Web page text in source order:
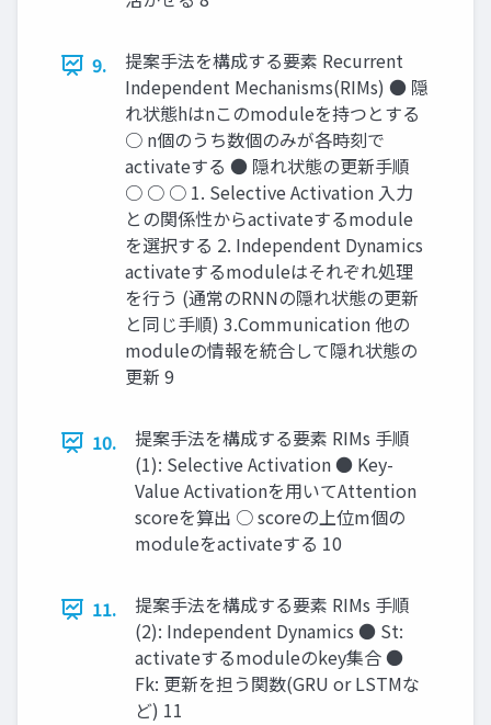
9.
提案手法を構成する要素 Recurrent
Independent Mechanisms(RIMs) ● 隠
れ状態hはnこのmoduleを持つとする
○ n個のうち数個のみが各時刻で
activateする ● 隠れ状態の更新手順
○ ○ ○ 1. Selective Activation 入力
との関係性からactivateするmodule
を選択する 2. Independent Dynamics
activateするmoduleはそれぞれ処理
を行う (通常のRNNの隠れ状態の更新
と同じ手順) 3.Communication 他の
moduleの情報を統合して隠れ状態の
更新 9
10.
提案手法を構成する要素 RIMs 手順
(1): Selective Activation ● Key-
Value Activationを用いてAttention
scoreを算出 ○ scoreの上位m個の
moduleをactivateする 10
11.
提案手法を構成する要素 RIMs 手順
(2): Independent Dynamics ● St:
activateするmoduleのkey集合 ●
Fk: 更新を担う関数(GRU or LSTMな
ど) 11